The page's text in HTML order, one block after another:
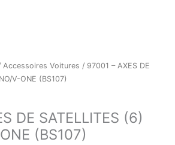
Accessoires Voitures / 97001 – AXES DE
V-ONE (BS107)
DE SATELLITES (6)
(BS107)